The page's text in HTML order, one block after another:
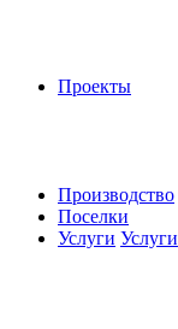
Проекты
Производство
Поселки
Услуги Услуги